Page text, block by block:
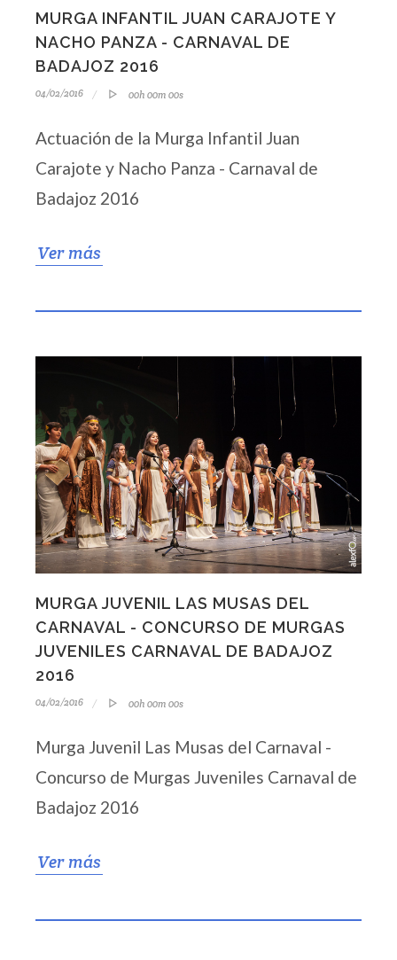
MURGA INFANTIL JUAN CARAJOTE Y
NACHO PANZA - CARNAVAL DE
BADAJOZ 2016
04/02/2016 00h 00m 00s
Actuación de la Murga Infantil Juan
Carajote y Nacho Panza - Carnaval de
Badajoz 2016
Ver más
MURGA JUVENIL LAS MUSAS DEL
CARNAVAL - CONCURSO DE MURGAS
JUVENILES CARNAVAL DE BADAJOZ
2016
04/02/2016 00h 00m 00s
Murga Juvenil Las Musas del Carnaval -
Concurso de Murgas Juveniles Carnaval de
Badajoz 2016
Ver más